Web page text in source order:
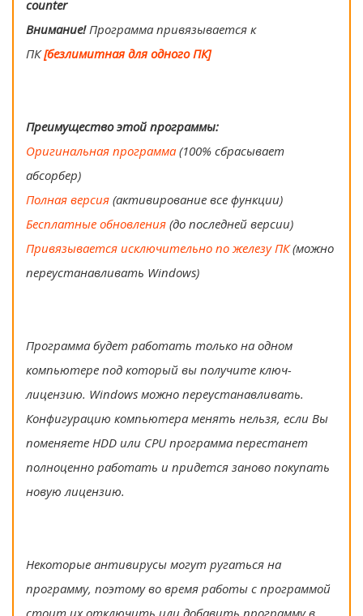
counter
Внимание!Программа привязывается к
ПК[безлимитная для одного ПК]
Преимущество этой программы:
Оригинальная программа (100% сбрасывает
абсорбер)
Полная версия (активирование все функции)
Бесплатные обновления (до последней версии)
Привязывается исключительно по железу ПК(можно
переустанавливать Windows)
Программа будет работать только на одном
компьютере под который вы получите ключ-
лицензию. Windows можно переустанавливать.
Конфигурацию компьютера менять нельзя, если Вы
поменяете HDD или CPU программа перестанет
полноценно работать и придется заново покупать
новую лицензию.
Некоторые антивирусы могут ругаться на
программу, поэтому во время работы с программой